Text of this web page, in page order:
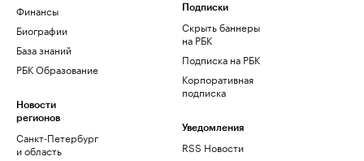
Финансы
Биографии
База знаний
РБК Образование
Новости
регионов
Санкт-Петербург
и область
Подписки
Скрыть баннеры
на РБК
Подписка на РБК
Корпоративная
подписка
Уведомления
RSS Новости